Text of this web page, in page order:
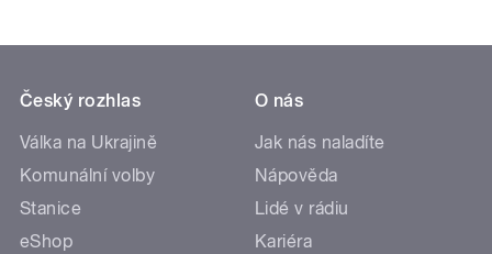
Český rozhlas
Válka na Ukrajině
Komunální volby
Stanice
eShop
O nás
Jak nás naladíte
Nápověda
Lidé v rádiu
Kariéra